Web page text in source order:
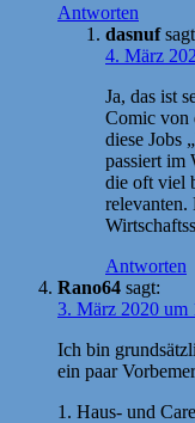
Antworten
dasnuf
4. März
Ja, das ist
Comic von
diese Jobs
passiert im
die oft viel
relevanten.
Antworten
Rano64 sagt:
3. März 2020 um
Ich bin
ein paar
1. Haus- und